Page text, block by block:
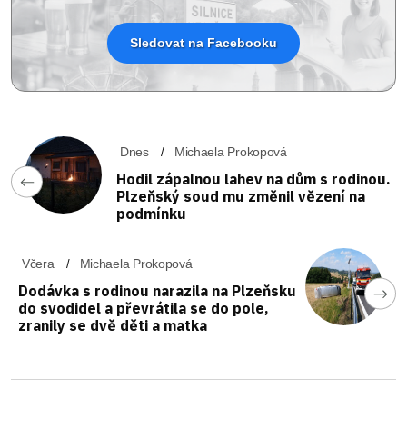
Sledovat na Facebooku
Dnes Michaela Prokopová
Hodil zápalnou lahev na dům s rodinou.
Plzeňský soud mu změnil vězení na
podmínku
Včera Michaela Prokopová
Dodávka s rodinou narazila na Plzeňsku
do svodidel a převrátila se do pole,
zranily se dvě děti a matka